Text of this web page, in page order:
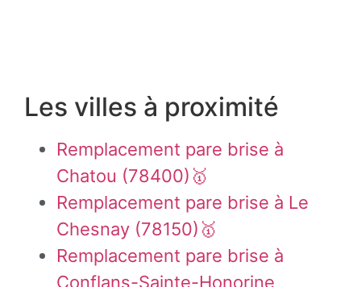
Les villes à proximité
Remplacement pare brise à
Chatou (78400)🥇
Remplacement pare brise à Le
Chesnay (78150)🥇
Remplacement pare brise à
Conflans-Sainte-Honorine